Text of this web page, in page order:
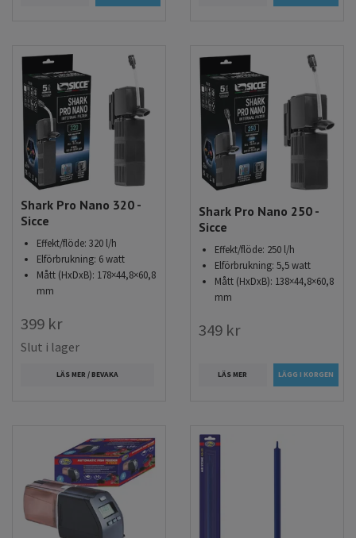
Shark Pro Nano 320 -
Sicce
Effekt/flöde: 320 l/h
Elförbrukning: 6 watt
Mått (HxDxB): 178×44,8×60,8
mm
399 kr
Slut i lager
LÄS MER / BEVAKA
Shark Pro Nano 250 -
Sicce
Effekt/flöde: 250 l/h
Elförbrukning: 5,5 watt
Mått (HxDxB): 138×44,8×60,8
mm
349 kr
LÄS MER